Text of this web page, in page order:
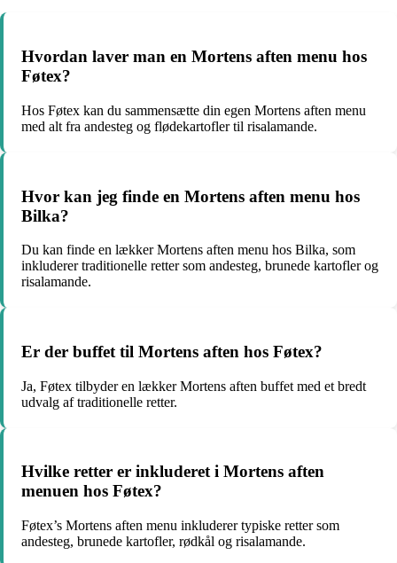
Hvordan laver man en Mortens aften menu hos
Føtex?
Hos Føtex kan du sammensætte din egen Mortens aften menu
med alt fra andesteg og flødekartofler til risalamande.
Hvor kan jeg finde en Mortens aften menu hos
Bilka?
Du kan finde en lækker Mortens aften menu hos Bilka, som
inkluderer traditionelle retter som andesteg, brunede kartofler og
risalamande.
Er der buffet til Mortens aften hos Føtex?
Ja, Føtex tilbyder en lækker Mortens aften buffet med et bredt
udvalg af traditionelle retter.
Hvilke retter er inkluderet i Mortens aften
menuen hos Føtex?
Føtex’s Mortens aften menu inkluderer typiske retter som
andesteg, brunede kartofler, rødkål og risalamande.